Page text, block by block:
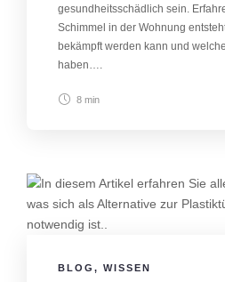
gesundheitsschädlich sein.
Schimmel in der Wohnung
bekämpft werden kann und
haben….
8 min
BLOG , WISSEN